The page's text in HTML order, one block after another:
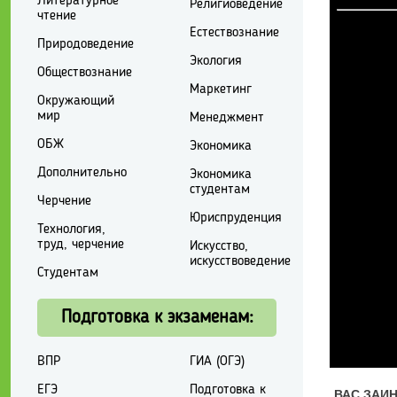
чтение
Природоведение
Обществознание
Окружающий
мир
ОБЖ
Дополнительно
Черчение
Технология,
труд, черчение
Студентам
Религиоведение
Естествознание
Экология
Маркетинг
Менеджмент
Экономика
Экономика
студентам
Юриспруденция
Искусство,
искусствоведение
Подготовка к экзаменам:
ВПР
ЕГЭ
ГИА (ОГЭ)
Подготовка к